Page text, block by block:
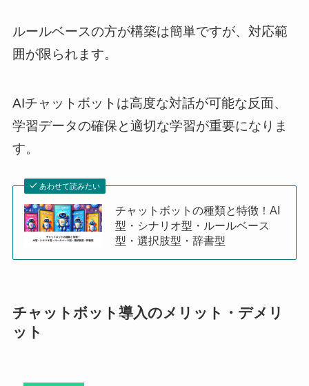
ルールベースの方が構築は簡単ですが、対応範
囲が限られます。
AIチャットボットは高度な対話が可能な反面、
学習データの確保と適切な学習が重要になりま
す。
あわせて読みたい
チャットボットの種類と特徴！AI
型・シナリオ型・ルールベース
型・選択肢型・辞書型
チャットボット導入のメリット・デメリ
ット